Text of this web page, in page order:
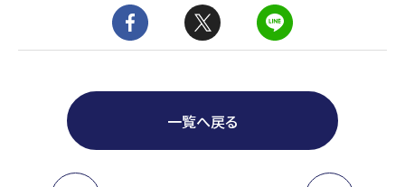
一覧へ戻る